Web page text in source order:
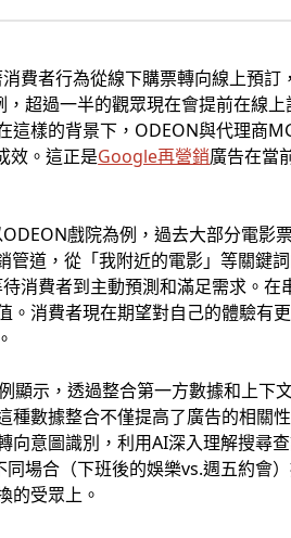
費者行為從線下購票轉向線上預訂
超過一半的觀眾現在會提前在線
樣的背景下，ODEON與代理商
效。這正是Google再營銷廣告在當
戲院為例，過去大部分電影
道，從「我附近的電影」等關鍵
消費者到主動預測和滿足需求。
消費者現在期望對自己的體驗有
顯示，透過整合第一方數據和上下
數據整合不僅提高了廣告的相關
意圖識別，利用AI深入理解搜尋
場合（下班後的娛樂vs.週五約會
的受眾上。